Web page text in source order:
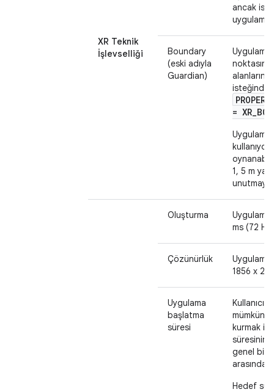
XR Teknik
İşlevselliği
ancak
Boundary
(eski adıyla
Guardian)
isteğinde
=
1, 5 m
Oluşturma
ms (72
Çözünürlük
1856 x
Uygulama
başlatma
süresi
mümkün
kurmak
süresinin
genel bir
Hedef